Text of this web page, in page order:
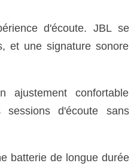
d'écoute. JBL se
et une signature sonore
confortable
d'écoute sans
batterie de longue durée